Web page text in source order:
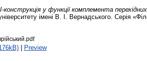
конструкція у функції комплемента
імені В. І. Вернадського. Серія
| Preview